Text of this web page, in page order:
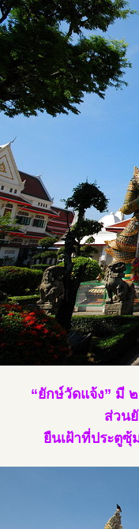
“ยักษ์วัดแจ้ง” มี
ส่วน
ยืนเฝ้าที่ประตูซุ้